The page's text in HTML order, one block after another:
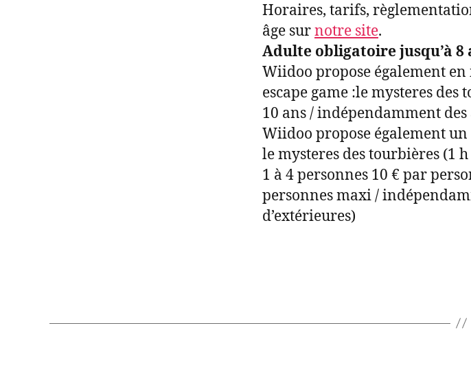
Horaires, tarifs,
âge surnotre site.
Adulte obligatoire jusqu’à
Wiidoo propose également
escape game :le mysteres
10 ans / indépendamment
Wiidoo propose également
le mysteres des tourbières (1
1 à 4 personnes 10 € par
personnes maxi /
d’extérieures)